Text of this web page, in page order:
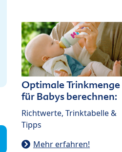
Optimale Trinkmenge
für Babys berechnen:
Richtwerte, Trinktabelle &
Tipps
Mehr erfahren!